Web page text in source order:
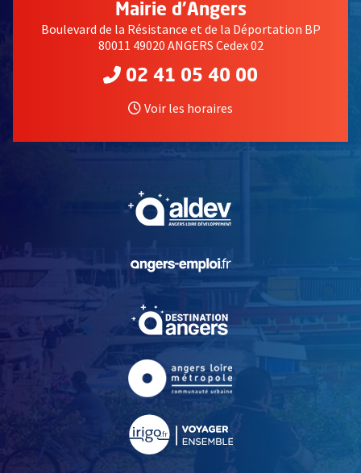
Mairie d'Angers
Boulevard de la Résistance et de la Déportation BP
80011 49020 ANGERS Cedex 02
02 41 05 40 00
Voir les horaires
, Ouvre une nouvelle
, Ouvre une nouvelle